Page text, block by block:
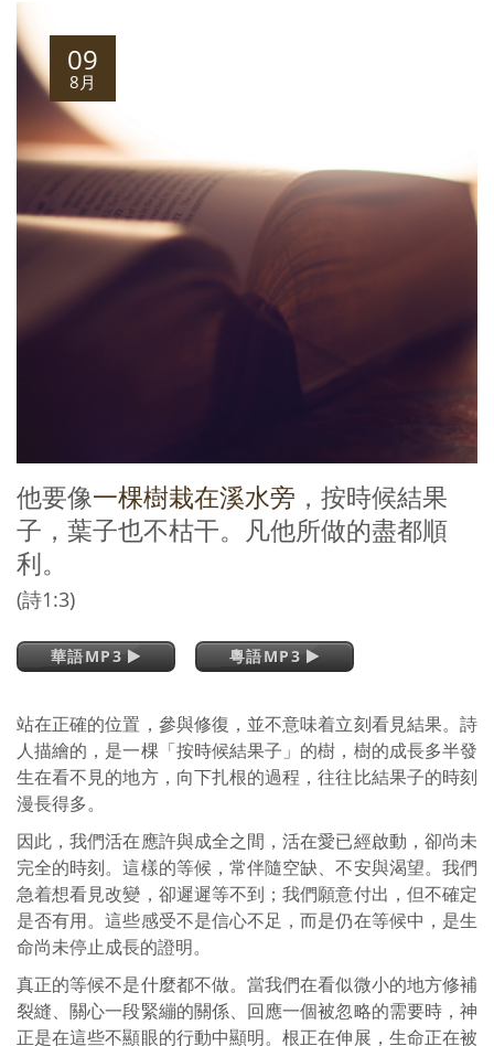
09
8月
他要像一棵樹栽在溪水旁 ，按時候結果
子，葉子也不枯干。凡他所做的盡都順
利。
(詩1:3)
華語MP3 粵語MP3
站在正確的位置，參與修復，並不意味着立刻看見結果。詩
人描繪的，是一棵「按時候結果子」的樹，樹的成長多半發
生在看不見的地方，向下扎根的過程，往往比結果子的時刻
漫長得多。
因此，我們活在應許與成全之間，活在愛已經啟動，卻尚未
完全的時刻。這樣的等候，常伴隨空缺、不安與渴望。我們
急着想看見改變，卻遲遲等不到；我們願意付出，但不確定
是否有用。這些感受不是信心不足，而是仍在等候中，是生
命尚未停止成長的證明。
真正的等候不是什麼都不做。當我們在看似微小的地方修補
裂縫、關心一段緊繃的關係、回應一個被忽略的需要時，神
正是在這些不顯眼的行動中顯明。根正在伸展，生命正在被